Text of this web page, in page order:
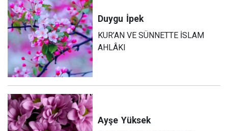
Duygu İpek
KUR’AN VE SÜNNETTE İSLAM
AHLÂKI
Ayşe Yüksek